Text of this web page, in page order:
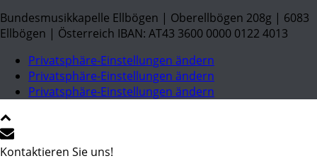
Bundesmusikkapelle Ellbögen | Oberellbögen 208g | 6083
Ellbögen | Österreich IBAN: AT43 3600 0000 0122 4013
Privatsphäre-Einstellungen ändern
Privatsphäre-Einstellungen ändern
Privatsphäre-Einstellungen ändern
Kontaktieren Sie uns!